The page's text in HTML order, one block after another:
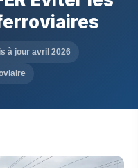
à jour avril 2026